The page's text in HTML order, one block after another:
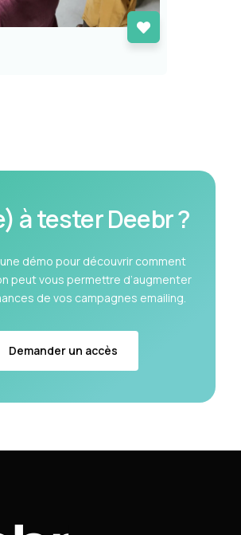
à tester Deebr ?
démo pour découvrir comment
peut vous permettre d’augmenter
de vos campagnes emailing.
Demander un accès